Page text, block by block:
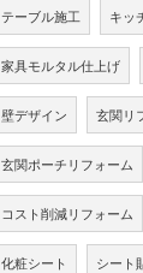
テーブル施工 キッ
家具モルタル仕上げ
壁デザイン 玄関リ
玄関ポーチリフォーム
コスト削減リフォーム
化粧シート シート